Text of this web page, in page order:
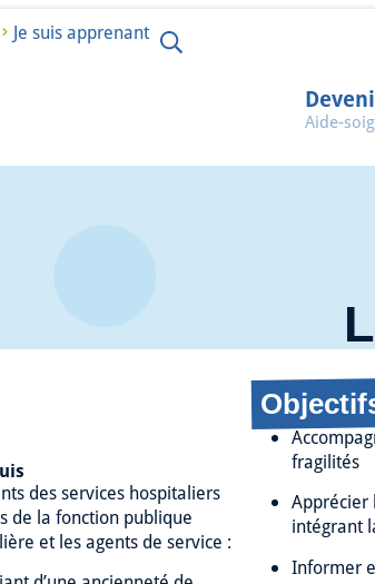
Je suis apprenant
Aide-
des services hospitaliers
de la fonction publique
et les agents de service :
fragilités
Apprécier
intégrant
Informer